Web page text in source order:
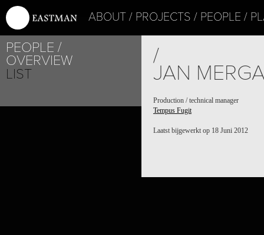
ABOUT PROJECTS PEOPLE
PEOPLE
OVERVIEW
LIST
/
JAN
Production / technical manager
Tempus Fugit
Laatst bijgewerkt op 18 Juni 2012